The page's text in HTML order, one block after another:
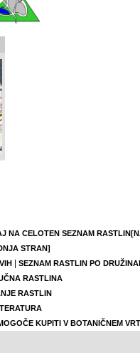
NA CELOTEN SEZNAM RASTLIN
STRAN]
|
SEZNAM RASTLIN PO
RASTLINA
RASTLIN
KUPITI V BOTANIČNEM